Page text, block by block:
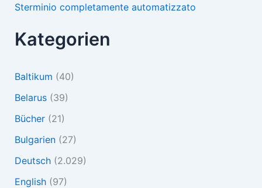
Sterminio completamente automatizzato
Kategorien
Baltikum (40)
Belarus(39)
Bücher(21)
Bulgarien(27)
Deutsch(2.029)
English(97)